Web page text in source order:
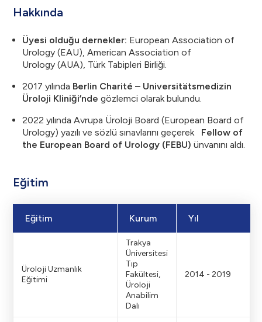
Hakkında
Üyesi olduğu dernekler: European Association of
Urology (EAU), American Association of
Urology (AUA), Türk Tabipleri Birliği.
​2017 yılında Berlin Charité – Universitätsmedizin
Üroloji Kliniği’nde gözlemci olarak bulundu.
2022 yılında Avrupa Üroloji Board (European Board of
Urology) yazılı ve sözlü sınavlarını geçerek Fellow of
the European Board of Urology (FEBU) ünvanını aldı.
Eğitim
Eğitim Kurum Yıl
Üroloji Uzmanlık
Eğitimi
Trakya
Üniversitesi
Tıp
Fakültesi,
Üroloji
Anabilim
Dalı
2014 - 2019